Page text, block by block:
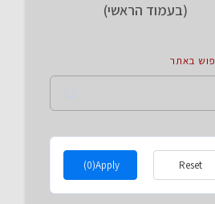
(בעמוד הראשי)
באתר
Apply
(0) Reset